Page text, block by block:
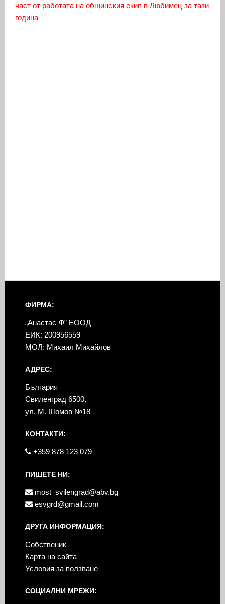
част от работата на общинския екип в Любимец за тази
година
ФИРМА:
„Анастас-Ф” ЕООД
ЕИК: 200956559
МОЛ: Михаил Михайлов
АДРЕС:
България
Свиленград 6500,
ул. М. Шомов №18
КОНТАКТИ:
+359 878 123 079
ПИШЕТЕ НИ:
most_svilengrad@abv.bg
esvgrd@gmail.com
ДРУГА ИНФОРМАЦИЯ:
Собственик
Карта на сайта
Условия за ползване
СОЦИАЛНИ МРЕЖИ: